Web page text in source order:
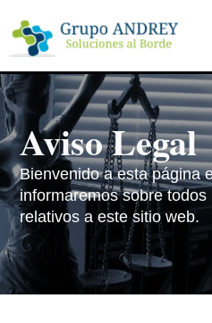
contenido
Aviso Legal
Bienvenido a esta página
informaremos sobre
relativos a este sitio web.